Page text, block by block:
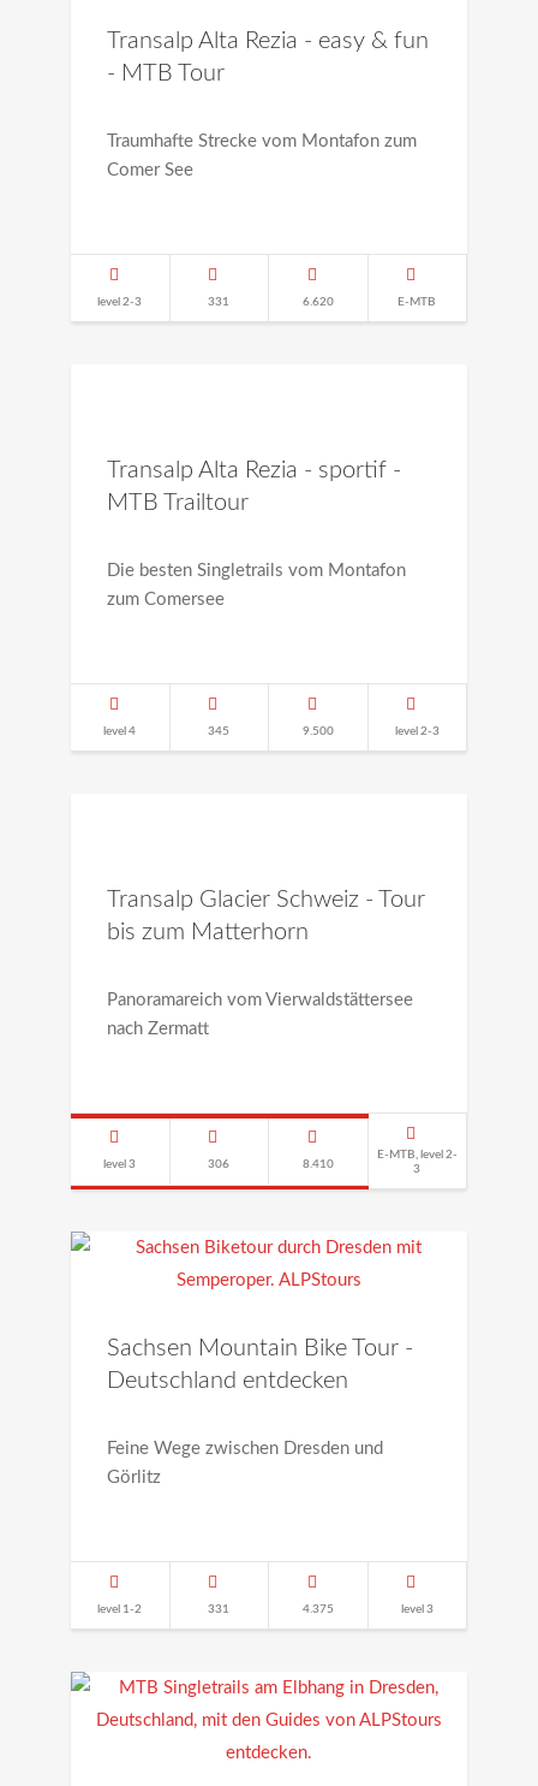
Transalp Alta Rezia - easy & fun
- MTB Tour
Traumhafte Strecke vom Montafon zum
Comer See
level 2-3 331 6.620 E-MTB
Transalp Alta Rezia - sportif -
MTB Trailtour
Die besten Singletrails vom Montafon
zum Comersee
level 4 345 9.500 level 2-3
Transalp Glacier Schweiz - Tour
bis zum Matterhorn
Panoramareich vom Vierwaldstättersee
nach Zermatt
level 3 306 8.410
E-MTB, level 2-
3
Sachsen Mountain Bike Tour -
Deutschland entdecken
Feine Wege zwischen Dresden und
Görlitz
level 1-2 331 4.375 level 3